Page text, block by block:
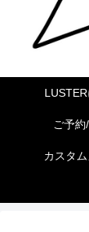
ご予約
カスタ